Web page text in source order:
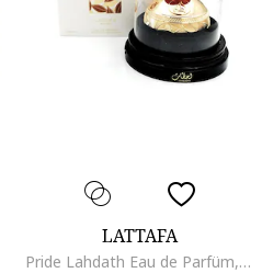
LATTAFA
Pride Lahdath Eau de Parfüm, uniszex, 80 ml